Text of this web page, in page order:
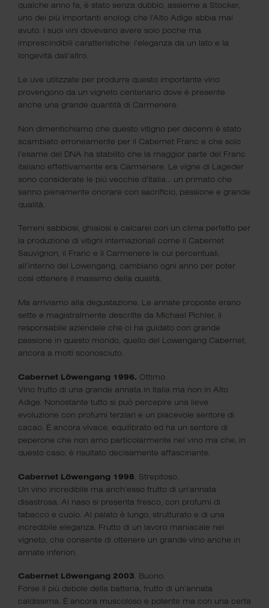
Ciao, sono Paolo, l’Oste del Pettirosso.
“Un bicchiere con l’Oste” è nato il 18 maggio del 2019
dopo anni di esperienza e di proposte fatte ai miei clienti ai
dedicate al vino.
Il Club ha come scopo quello di riunire attorno ad un
passione nei confronti del nettare di Bacco, che col tempo
sono anche diventati amici.
Scopo del Club
Il gruppo non ha scopo di lucro ma ogni componente punta
a condividere i propri pensieri e la propria conoscenza in
Ogni degustazione è pensata e organizzata dall’Oste ed è
finalizzata, oltre che al piacere di stare insieme, alla ricerca
di quei vini che poi verranno selezionati e proposti in Osteria
e che, soprattutto, beneficeranno del marchio di garanzia
qualche anno fa, è stato senza dubbio, assieme a Stocker,
uno dei più importanti enologi che l’Alto Adige abbia mai
avuto. I suoi vini dovevano avere solo poche ma
imprescindibili caratteristiche: l’eleganza da un lato e la
longevità dall’altro.
Le uve utilizzate per produrre questo importante vino
provengono da un vigneto centenario dove è presente
anche una grande quantità di Carmenere.
Non dimentichiamo che questo vitigno per decenni è stato
scambiato erroneamente per il Cabernet Franc e che solo
l’esame del DNA ha stabilito che la maggior parte del Franc
italiano effettivamente era Carmenere. Le vigne di Lageder
sono considerate le più vecchie d’Italia… un primato che
sanno pienamente onorare con sacrificio, passione e grande
qualità.
Terreni sabbiosi, ghiaiosi e calcarei con un clima perfetto per
la produzione di vitigni internazionali come il Cabernet
Sauvignon, il Franc e il Carmenere le cui percentuali,
all’interno del Lowengang, cambiano ogni anno per poter
così ottenere il massimo della qualità.
Ma arriviamo alla degustazione. Le annate proposte erano
sette e magistralmente descritte da Michael Pichler, il
responsabile aziendale che ci ha guidato con grande
passione in questo mondo, quello del Lowengang Cabernet,
ancora a molti sconosciuto.
Cabernet Löwengang 1996. Ottimo.
Vino frutto di una grande annata in Italia ma non in Alto
Adige. Nonostante tutto si può percepire una lieve
evoluzione con profumi terziari e un piacevole sentore di
cacao. È ancora vivace, equilibrato ed ha un sentore di
peperone che non amo particolarmente nel vino ma che, in
questo caso, è risultato decisamente affascinante.
Cabernet Löwengang 1998 . Strepitoso.
Un vino incredibile ma anch’esso frutto di un’annata
disastrosa. Al naso si presenta fresco, con profumi di
tabacco e cuoio. Al palato è lungo, strutturato e di una
incredibile eleganza. Frutto di un lavoro maniacale nel
vigneto, che consente di ottenere un grande vino anche in
annate inferiori.
Cabernet Löwengang 2003. Buono.
Forse il più debole della batteria, frutto di un’annata
caldissima. È ancora muscoloso e potente ma con una certa